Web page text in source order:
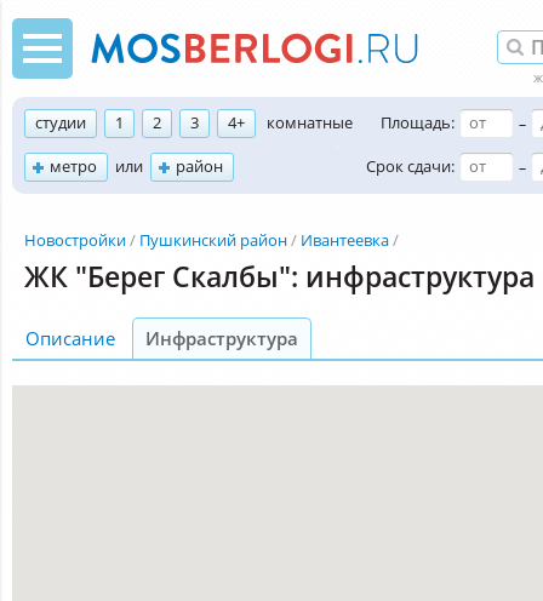
студии 1 2 3 4+
комнатные
метро
или район
Площадь:
–
Срок сдачи:
–
Новостройки Пушкинский район Ивантеевка
ЖК "Берег Скалбы": инфраструктура
Описание Инфраструктура